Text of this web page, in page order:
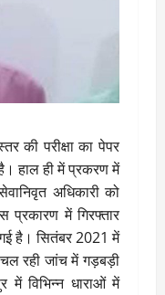
की परीक्षा का पेपर
हाल ही में प्रकरण में
अधिकारी को
प्रकारण में गिरफ्तार
है। सितंबर 2021 में
रही जांच में गड़बड़ी
में विभिन्न धाराओं में